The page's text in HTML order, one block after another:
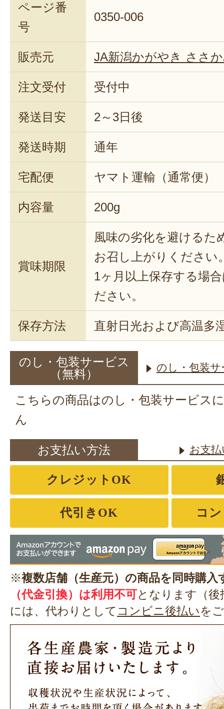
ページ番
号
0350-006
販売元 JA新潟かがやき ささ
注文受付 受付中
発送目安 2～3日後
発送時期 通年
宅配便 ヤマト運輸（通常便）
内容量 200g
賞味期限
風味の劣化を避けるた
お召し上がりください
1ヶ月以上保存する場
ださい。
保存方法 直射日光および高温多
のし・包装サービス
（無料）
のし・包装
こちらの商品はのし・包装サービス
ん
お支払い方法 お支
クレジットOK
代引きOK コ
※複数店舗（生産元）の商品を同時購入
（代金引換）は利用不可 となります（
には、代わりとして コンビニ後払いを